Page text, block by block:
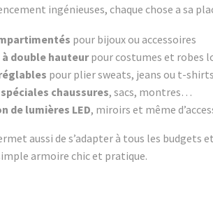
ingénieuses, chaque chose a sa
pour bijoux ou accessoires
à double hauteurpour costumes et robes
pour plier sweats, jeans ou t-shirts
chaussures, sacs, montres…
de lumières LED, miroirs et même
aussi de s’adapter à tous les budgets
armoire chic et pratique.